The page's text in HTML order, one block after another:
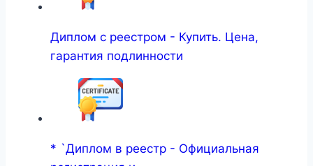
Диплом с реестром - Купить. Цена,
гарантия подлинности
* `Диплом в реестр - Официальная